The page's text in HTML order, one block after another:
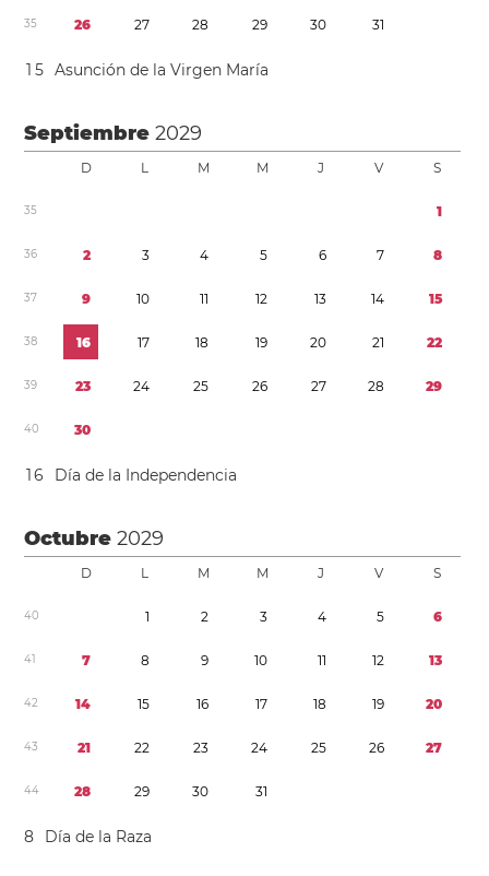
35 26 27 28 29 30 31
1 5 Asunción de la Virgen María
Septiembre2029
D L M M J V S
35 1
36 2 3 4 5 6 7 8
37 9 10 11 12 13 14 15
38 16 17 18 19 20 21 22
39 23 24 25 26 27 28 29
40 30
16 Día de la Independencia
Octubre2029
D L M M J V S
40 1 2 3 4 5 6
41 7 8 9 10 11 12 13
42 14 15 16 17 18 19 20
43 21 22 23 24 25 26 27
44 28 29 30 31
8 Día de la Raza